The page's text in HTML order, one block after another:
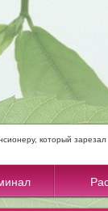
который зарезал